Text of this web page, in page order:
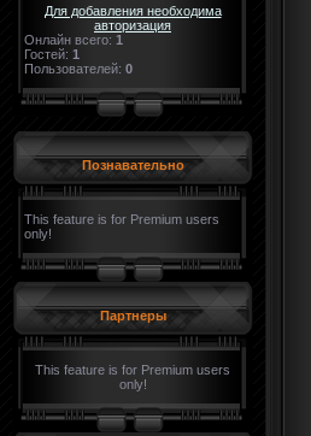
Для добавления необходима
авторизация
Онлайн всего: 1
Гостей: 1
Пользователей: 0
Познавательно
This feature is for Premium users
only!
Партнеры
This feature is for Premium users
only!